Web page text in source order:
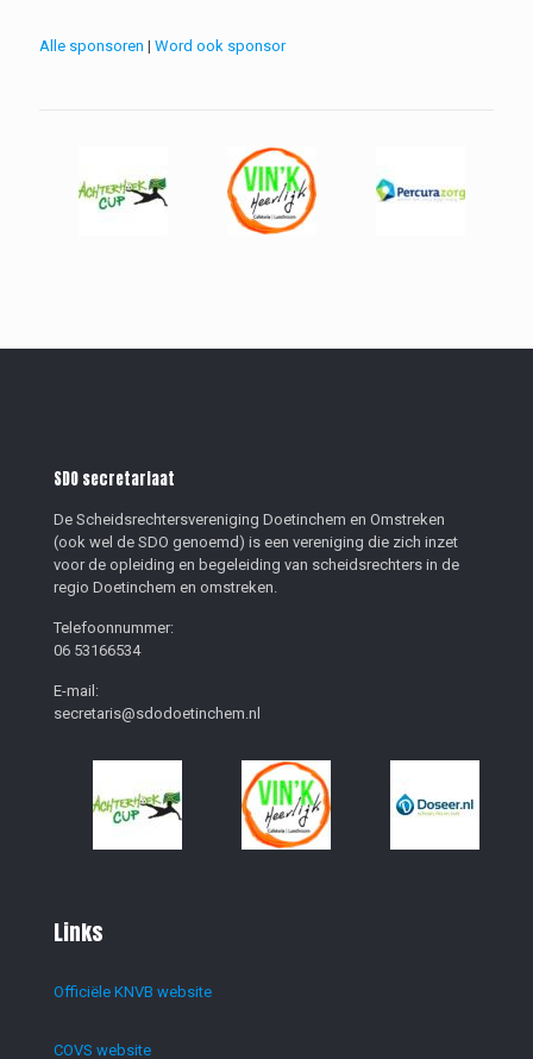
Alle sponsoren | Word ook sponsor
SDO secretariaat
De Scheidsrechtersvereniging Doetinchem en Omstreken
(ook wel de SDO genoemd) is een vereniging die zich inzet
voor de opleiding en begeleiding van scheidsrechters in de
regio Doetinchem en omstreken.
Telefoonnummer:
06 53166534
E-mail:
secretaris@sdodoetinchem.nl
Links
Officiële KNVB website
COVS website